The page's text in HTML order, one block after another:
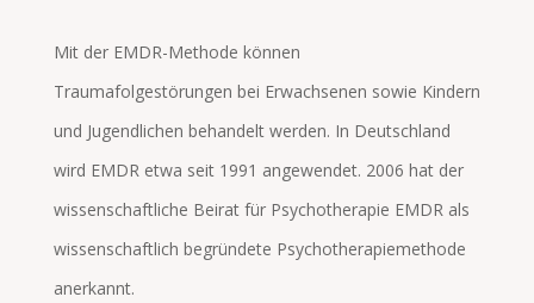
o
n
Mit der EMDR-Methode können
Traumafolgestörungen bei Erwachsenen sowie Kindern
und Jugendlichen behandelt werden. In Deutschland
wird EMDR etwa seit 1991 angewendet. 2006 hat der
wissenschaftliche Beirat für Psychotherapie EMDR als
wissenschaftlich begründete Psychotherapiemethode
anerkannt.